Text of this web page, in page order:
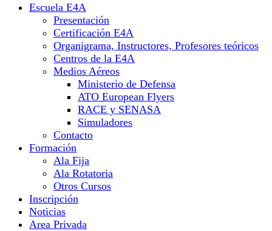
Escuela E4A
Presentación
Certificación E4A
Organigrama, Instructores, Profesores teóricos
Centros de la E4A
Medios Aéreos
Ministerio de Defensa
ATO European Flyers
RACE y SENASA
Simuladores
Contacto
Formación
Ala Fija
Ala Rotatoria
Otros Cursos
Inscripción
Noticias
Area Privada